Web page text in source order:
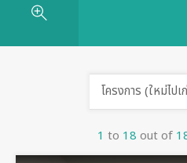
1 to 18 out of
โครงการ (ใหม่ไปเ